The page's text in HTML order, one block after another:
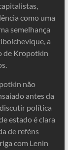
como uma
semelhança
a
de Kropotkin
não
antes da
política
estado é clara
de reféns
com Lenin